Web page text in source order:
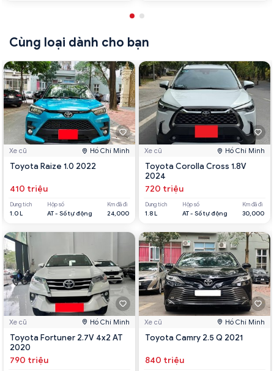
Cùng loại dành cho bạn
Xe cũ Hồ Chí Minh
Toyota Raize 1.0 2022
410 triệu
Dung tích
1.0 L
Hộp số
AT - Số tự động
Km đã đi
24,000
Xe cũ Hồ Chí Minh
Toyota Fortuner 2.7V 4x2 AT
2020
790 triệu
Xe cũ Hồ Chí Minh
Toyota Corolla Cross 1.8V
2024
720 triệu
Dung tích
1.8 L
Hộp số
AT - Số tự động
Km đã đi
30,000
Xe cũ Hồ Chí Minh
Toyota Camry 2.5 Q 2021
840 triệu